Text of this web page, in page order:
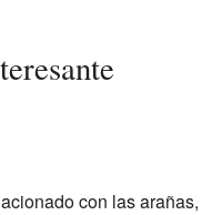
con las arañas,